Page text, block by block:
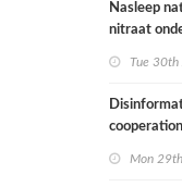
Nasleep
nitraat
Tue 30th
Mon